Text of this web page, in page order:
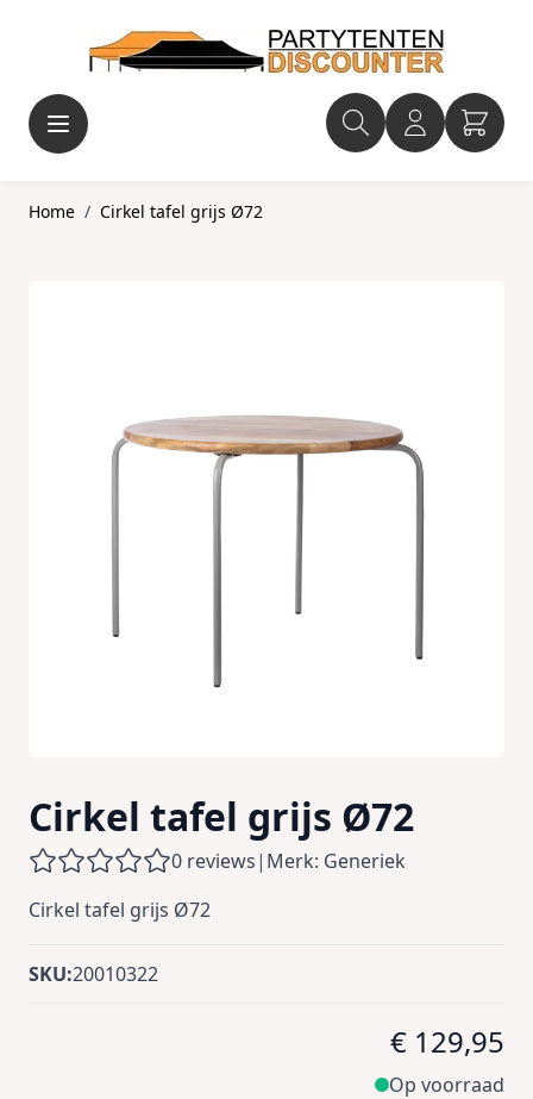
Home / Cirkel tafel grijs Ø72
Cirkel tafel grijs Ø72
0 reviews| Merk: Generiek
Cirkel tafel grijs Ø72
SKU:20010322
€ 129,95
Op voorraad